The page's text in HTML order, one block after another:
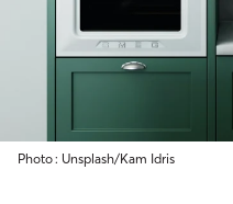
Photo : Unsplash/Kam Idris